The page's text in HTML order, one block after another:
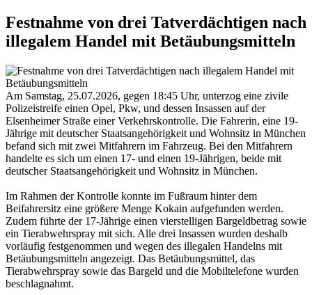
Festnahme von drei Tatverdächtigen nach
illegalem Handel mit Betäubungsmitteln
Am Samstag, 25.07.2026, gegen 18:45 Uhr, unterzog eine zivile
Polizeistreife einen Opel, Pkw, und dessen Insassen auf der
Elsenheimer Straße einer Verkehrskontrolle. Die Fahrerin, eine 19-
Jährige mit deutscher Staatsangehörigkeit und Wohnsitz in München
befand sich mit zwei Mitfahrern im Fahrzeug. Bei den Mitfahrern
handelte es sich um einen 17- und einen 19-Jährigen, beide mit
deutscher Staatsangehörigkeit und Wohnsitz in München.
Im Rahmen der Kontrolle konnte im Fußraum hinter dem
Beifahrersitz eine größere Menge Kokain aufgefunden werden.
Zudem führte der 17-Jährige einen vierstelligen Bargeldbetrag sowie
ein Tierabwehrspray mit sich. Alle drei Insassen wurden deshalb
vorläufig festgenommen und wegen des illegalen Handelns mit
Betäubungsmitteln angezeigt. Das Betäubungsmittel, das
Tierabwehrspray sowie das Bargeld und die Mobiltelefone wurden
beschlagnahmt.